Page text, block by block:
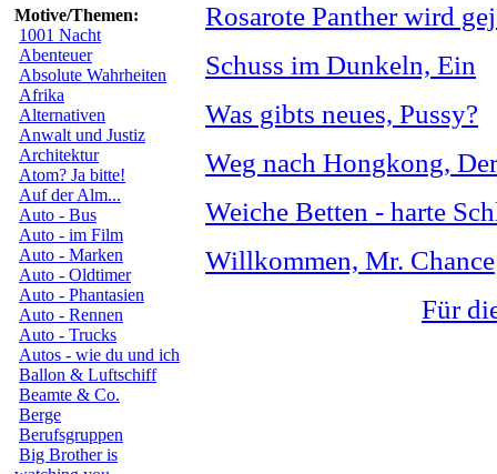
Motive/Themen:
1001 Nacht
Abenteuer
Absolute Wahrheiten
Afrika
Alternativen
Anwalt und Justiz
Architektur
Atom? Ja bitte!
Auf der Alm...
Auto - Bus
Auto - im Film
Auto - Marken
Auto - Oldtimer
Auto - Phantasien
Auto - Rennen
Auto - Trucks
Autos - wie du und ich
Ballon & Luftschiff
Beamte & Co.
Berge
Berufsgruppen
Big Brother is
Rosarote Panther wird
Schuss im Dunkeln, Ein
Was gibts neues, Pussy?
Weg nach Hongkong, Der
Weiche Betten - harte
Willkommen, Mr. Chance
Für